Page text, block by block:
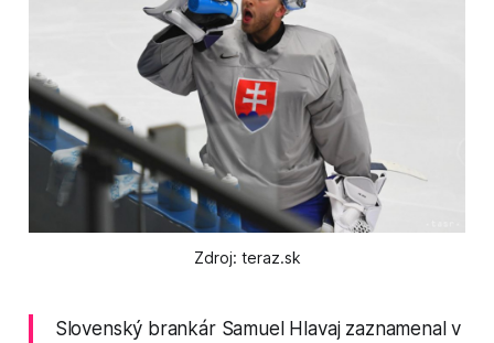
Zdroj: teraz.sk
Slovenský brankár Samuel Hlavaj zaznamenal v